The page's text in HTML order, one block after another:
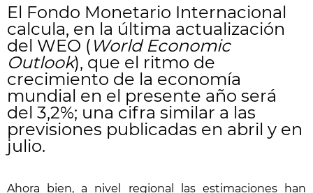
El Fondo Monetario Internacional
calcula, en la última actualización
del WEO ( World Economic
Outlook), que el ritmo de
crecimiento de la economía
mundial en el presente año será
del 3,2%; una cifra similar a las
previsiones publicadas en abril y en
julio.
Ahora bien, a nivel regional las estimaciones han